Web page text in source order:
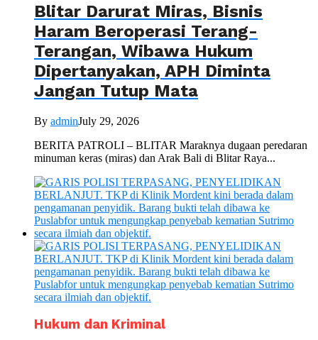
Blitar Darurat Miras, Bisnis
Haram Beroperasi Terang-
Terangan, Wibawa Hukum
Dipertanyakan, APH Diminta
Jangan Tutup Mata
By adminJuly 29, 2026
BERITA PATROLI – BLITAR Maraknya dugaan peredaran
minuman keras (miras) dan Arak Bali di Blitar Raya...
Hukum dan Kriminal